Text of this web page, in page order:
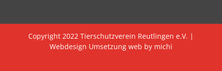
Copyright 2022 Tierschutzverein Reutlingen e.V. |
Webdesign Umsetzung web by michi